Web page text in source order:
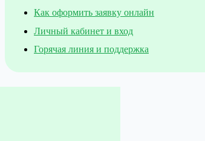
Как оформить заявку онлайн
Личный кабинет и вход
Горячая линия и поддержка